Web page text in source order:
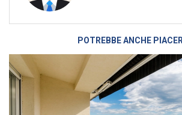
POTREBBE ANCHE